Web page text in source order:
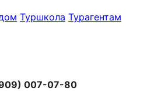
Туршкола Турагентам
007-07-80